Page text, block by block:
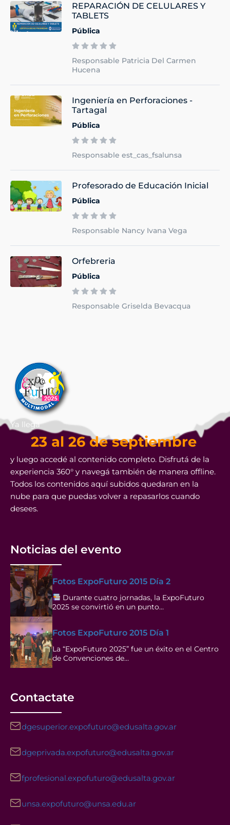
REPARACIÓN DE CELULARES Y
TABLETS
Pública
Responsable Patricia Del Carmen
Hucena
Ingeniería en Perforaciones -
Tartagal
Pública
Responsable est_cas_fsalunsa
Profesorado de Educación Inicial
Pública
Responsable Nancy Ivana Vega
Orfebreria
Pública
Responsable Griselda Bevacqua
Ya llega
23 al 26 de septiembre
y luego accedé al contenido completo. Disfrutá de la
experiencia 360° y navegá también de manera offline.
Todos los contenidos aquí subidos quedaran en la
nube para que puedas volver a repasarlos cuando
desees.
Noticias del evento
Fotos ExpoFuturo 2015 Día 2
Durante cuatro jornadas, la ExpoFuturo
2025 se convirtió en un punto…
Fotos ExpoFuturo 2015 Día 1
La “ExpoFuturo 2025” fue un éxito en el Centro
de Convenciones de…
Contactate
dgesuperior.expofuturo@edusalta.gov.ar
dgeprivada.expofuturo@edusalta.gov.ar
fprofesional.expofuturo@edusalta.gov.ar
unsa.expofuturo@unsa.edu.ar